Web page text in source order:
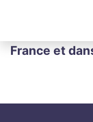
Big Data
France et